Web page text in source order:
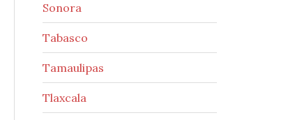
Sonora
Tabasco
Tamaulipas
Tlaxcala